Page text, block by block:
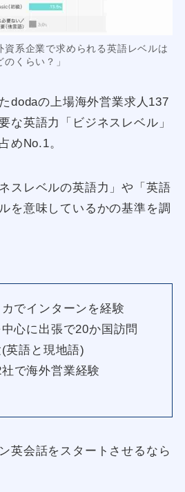
資系企業で求められる英語レベルは
のくらい？」
dodaの上場海外営業求人137
な英語力「ビジネスレベル」
めNo.1。
スレベルの英語力」や「英語
を意味しているかの基準を調
でインターンを経験
心に出張で20か国訪問
英語と現地語)
で海外営業経験
英会話をスタートさせるなら